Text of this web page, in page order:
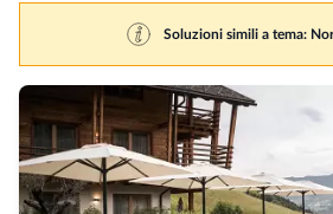
Soluzioni simili a tema: